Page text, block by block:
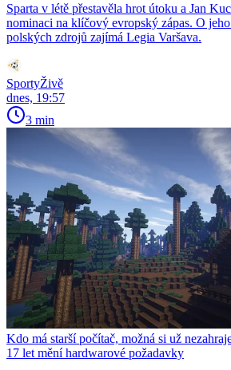
Sparta v létě přestavěla hrot útoku a Jan
nominaci na klíčový evropský zápas. O
polských zdrojů zajímá Legia Varšava.
SportyŽivě
dnes, 19:57
3 min
Kdo má starší počítač, možná si už
17 let mění hardwarové požadavky